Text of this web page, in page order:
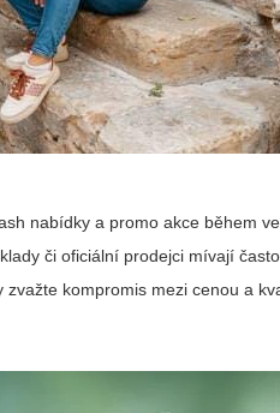
nabídky a promo akce během
či oficiální prodejci mívají
kompromis mezi cenou a